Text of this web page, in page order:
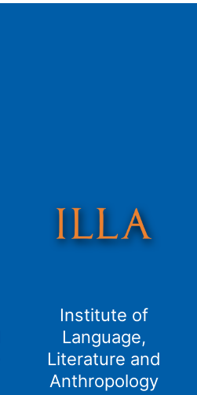
Institute of
Language,
Literature and
Anthropology